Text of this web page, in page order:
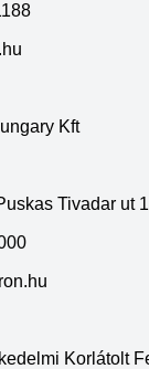
Kft
Tivadar ut
Korlátolt